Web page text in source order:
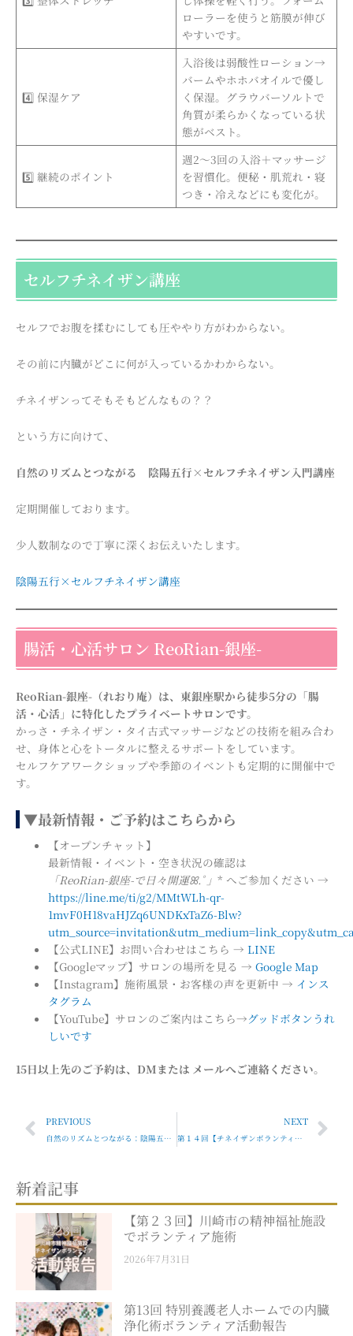
ローラーを使うと筋膜が伸び
やすいです。
4️⃣ 保湿ケア
入浴後は弱酸性ローション→
バームやホホバオイルで優し
く保湿。グラウバーソルトで
角質が柔らかくなっている状
態がベスト。
5️⃣ 継続のポイント
週2〜3回の入浴＋マッサージ
を習慣化。便秘・肌荒れ・寝
つき・冷えなどにも変化が。
セルフチネイザン講座
セルフでお腹を揉むにしても圧ややり方がわからない。
その前に内臓がどこに何が入っているかわからない。
チネイザンってそもそもどんなもの？？
という方に向けて、
自然のリズムとつながる 陰陽五行×セルフチネイザン入門講座
定期開催しております。
少人数制なので丁寧に深くお伝えいたします。
陰陽五行×セルフチネイザン講座
腸活・心活サロン ReoRian-銀座-
ReoRian-銀座-（れおり庵）は、東銀座駅から徒歩5分の「腸
活・心活」に特化したプライベートサロンです。
かっさ・チネイザン・タイ古式マッサージなどの技術を組み合わ
せ、身体と心をトータルに整えるサポートをしています。
セルフケアワークショップや季節のイベントも定期的に開催中で
す。
▼最新情報・ご予約はこちらから
【オープンチャット】
最新情報・イベント・空き状況の確認は
「ReoRian-銀座-で日々開運ꕤ.ﾟ」* へご参加ください →
https://line.me/ti/g2/MMtWLh-qr-
1mvF0H18vaHJZq6UNDKxTaZ6-Blw?
【公式LINE】お問い合わせはこちら →LINE
【Googleマップ】サロンの場所を見る →Google Map
【Instagram】施術風景・お客様の声を更新中 → インス
タグラム
【YouTube】サロンのご案内はこちら→グッドボタンうれ
しいです
15日以上先のご予約は、DMまたは メールへご連絡ください。
PrevPREVIOUS
自然のリズムとつながる：陰陽五行×セルフチネイザン入門 少人数開催
NEXT
第１４回【チネイザンボランティア活動報告】川崎市・精神福祉施設にて 〜心に寄り添う手のぬくもり〜
新着記事
【第２３回】川崎市の精神福祉施設
でボランティア施術
2026年7月31日
第13回 特別養護老人ホームでの内臓
浄化術ボランティア活動報告